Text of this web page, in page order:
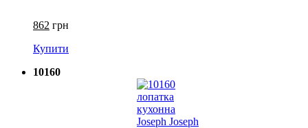
862 грн
Купити
10160